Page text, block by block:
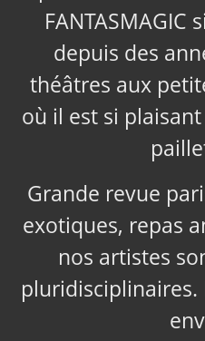
FANTASMAGIC
depuis des
théâtres aux
où il est si
Grande revue
exotiques, repas
nos artistes
pluridisciplinaires.